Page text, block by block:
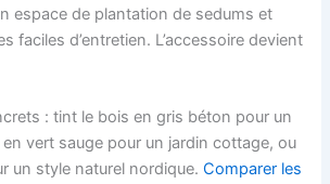
espace de plantation de sedums et
faciles d’entretien. L’accessoire devient
: tint le bois en gris béton pour un
vert sauge pour un jardin cottage, ou
un style naturel nordique.Comparer les